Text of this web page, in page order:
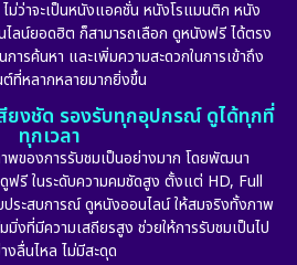
ม่ว่าจะเป็นหนังแอคชั่น หนังโรแมนติก หนัง
ลน์ยอดฮิต ก็สามารถเลือก ดูหนังฟรี ได้ตรง
ารค้นหา และเพิ่มความสะดวกในการเข้าถึง
ที่หลากหลายมากยิ่งขึ้น
ยงชัด รองรับทุกอุปกรณ์ ดูได้ทุกที่
ทุกเวลา
พของการรับชมเป็นอย่างมาก โดยพัฒนา
รี ในระดับความคมชัดสูง ตั้งแต่ HD, Full
ระสบการณ์ ดูหนังออนไลน์ ให้สมจริงทั้งภาพ
งที่มีความเสถียรสูง ช่วยให้การรับชมเป็นไป
งลื่นไหล ไม่มีสะดุด